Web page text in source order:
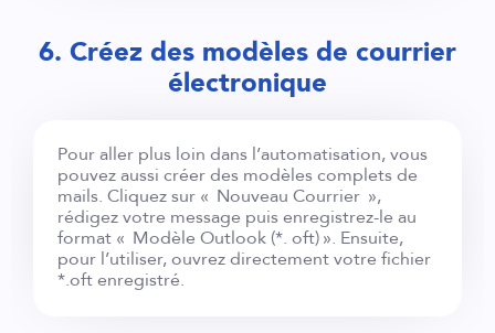
6. Créez des modèles de courrier
électronique
Pour aller plus loin dans l’automatisation, vous
pouvez aussi créer des modèles complets de
mails. Cliquez sur « Nouveau Courrier »,
rédigez votre message puis enregistrez-le au
format « Modèle Outlook (*. oft) ». Ensuite,
pour l’utiliser, ouvrez directement votre fichier
*.oft enregistré.